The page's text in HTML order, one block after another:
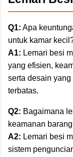
Q1: Apa
untuk kamar
A1: Lemari besi
yang efisien,
serta desain
terbatas.
Q2: Bagaimana
keamanan
A2: Lemari besi
sistem